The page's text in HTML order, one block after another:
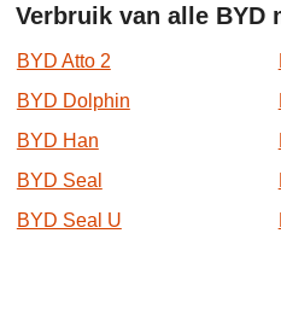
Verbruik van alle BYD
BYD Atto 2
BYD Dolphin
BYD Han
BYD Seal
BYD Seal U